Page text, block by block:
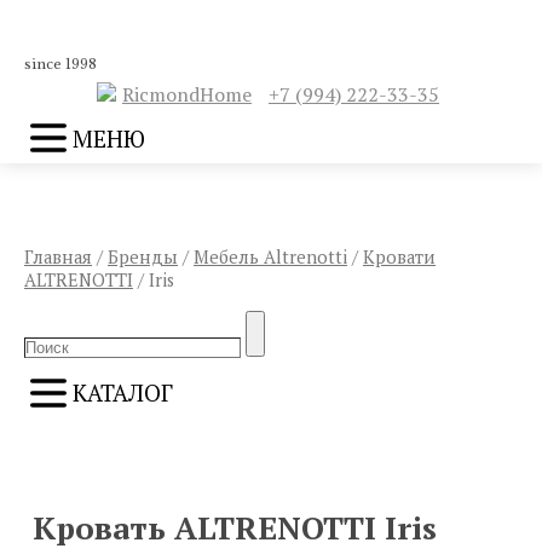
since 1998
RicmondHome +7 (994) 222-33-35
МЕНЮ
Главная /Бренды /Мебель Altrenotti /Кровати
ALTRENOTTI / Iris
for:
КАТАЛОГ
Кровать ALTRENOTTI Iris